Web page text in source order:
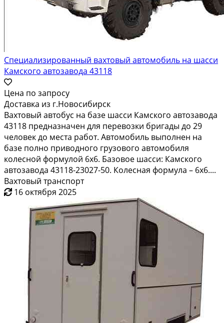
Специализированный вахтовый автомобиль на шасси
Камского автозавода 43118
Цена по запросу
Доставка из г.Новосибирск
Вахтовый автобус на базе шасси Камского автозавода
43118 предназначен для перевозки бригады до 29
человек до места работ. Автомобиль выполнен на
базе полно приводного грузового автомобиля
колесной формулой 6х6. Базовое шасси: Камского
автозавода 43118-23027-50. Колесная формула – 6х6....
Вахтовый транспорт
16 октября 2025